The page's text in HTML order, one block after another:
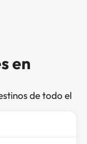
en
de todo el